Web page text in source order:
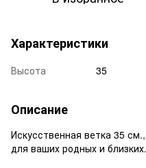
Характеристики
Высота 35
Описание
Искусственная ветка 35
для ваших родных и близких.